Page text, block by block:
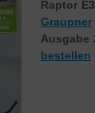
Raptor
Graupner
Ausgabe
bestellen